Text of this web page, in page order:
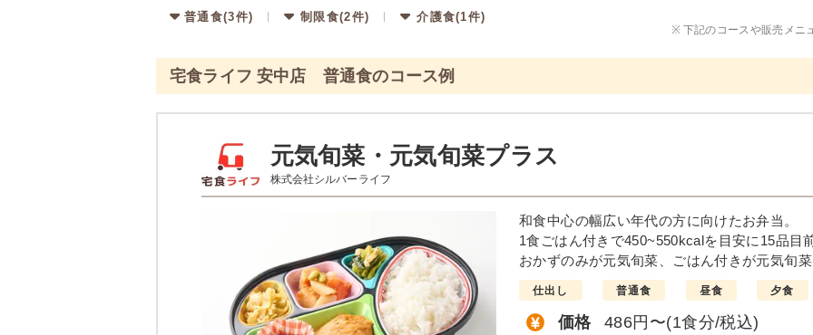
普通食(3件) 制限食(2件) 介護食(1件)
※ 下記のコースや販売メニ
宅食ライフ 安中店 普通食のコース例
元気旬菜・元気旬菜プラス
株式会社シルバーライフ
和食中心の幅広い年代の方に向けたお弁当。
1食ごはん付きで450~550kcalを目安に15品目
おかずのみが元気旬菜、ごはん付きが元気旬
仕出し 普通食 昼食 夕食
価格 486円〜(1食分/税込)